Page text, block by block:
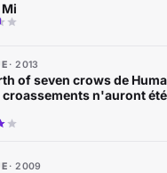
2013
of seven crows de
croassements n'auront
2009